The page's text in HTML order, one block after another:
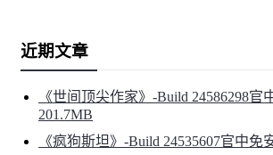
近期文章
《世间顶尖作家》-Build 24586298官
201.7MB
《疯狗斯坦》-Build 24535607官中免